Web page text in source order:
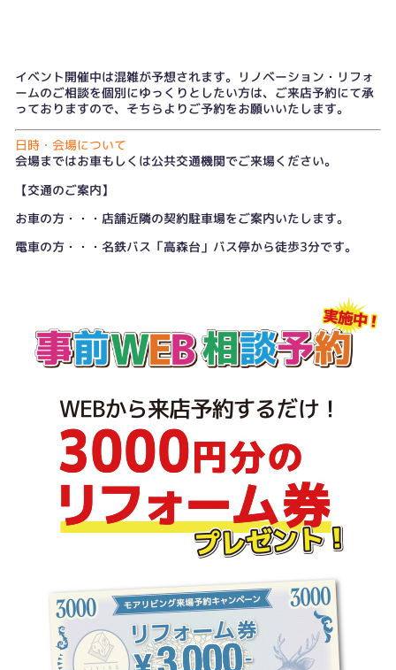
イベント開催中は混雑が予想されます。リノベーション・リフォ
ームのご相談を個別にゆっくりとしたい方は、 ご来店予約にて承
っておりますので、そちらよりご予約をお願いいたします。
日時・会場について
会場まではお車もしくは公共交通機関でご来場ください。
【交通のご案内】
お車の方・・・店舗近隣の契約駐車場をご案内いたします。
電車の方・・・名鉄バス「高森台」バス停から徒歩3分です。